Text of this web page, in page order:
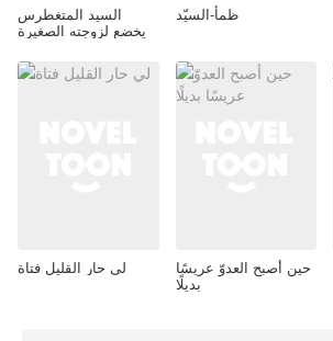
السيد المتغطرس
يخضع لزوجته الصغيرة
ظمأ-السيّد
لي حار القليل فتاة حين أصبح العدوّ عريسًا
بديلًا